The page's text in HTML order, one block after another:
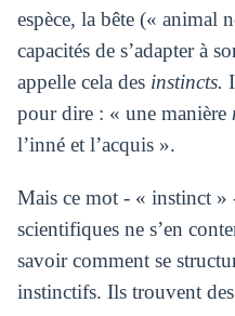
espèce, la bête (« animal
capacités de s’adapter à
appelle cela des instincts.
pour dire : « une manière
l’inné et l’acquis ».
Mais ce mot - « instinct »
scientifiques ne s’en
savoir comment se
instinctifs. Ils trouvent